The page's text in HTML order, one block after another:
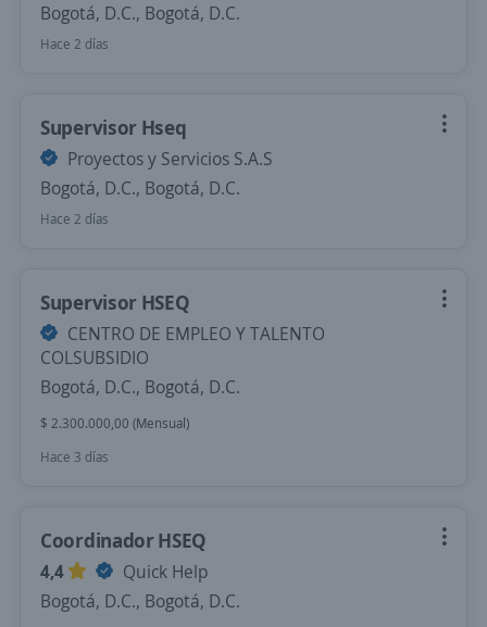
Bogotá, D.C., Bogotá, D.C.
Hace 2 días
Supervisor Hseq
Proyectos y Servicios S.A.S
Bogotá, D.C., Bogotá, D.C.
Hace 2 días
Supervisor HSEQ
CENTRO DE EMPLEO Y TALENTO
COLSUBSIDIO
Bogotá, D.C., Bogotá, D.C.
$ 2.300.000,00 (Mensual)
Hace 3 días
Coordinador HSEQ
4,4
Quick Help
Bogotá, D.C., Bogotá, D.C.